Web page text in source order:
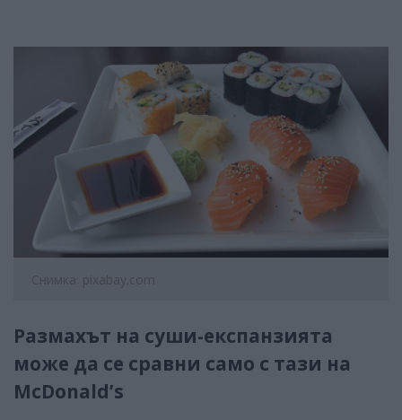
Снимка: pixabay.com
Размахът на суши-експанзията
може да се сравни само с тази на
McDonald’s